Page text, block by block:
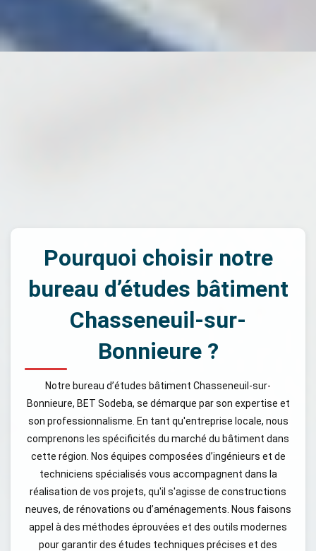
Pourquoi choisir notre
bureau d’études bâtiment
Chasseneuil-sur-
Bonnieure ?
Notre bureau d’études bâtiment Chasseneuil-sur-
Bonnieure, BET Sodeba, se démarque par son expertise et
son professionnalisme. En tant qu'entreprise locale, nous
comprenons les spécificités du marché du bâtiment dans
cette région. Nos équipes composées d’ingénieurs et de
techniciens spécialisés vous accompagnent dans la
réalisation de vos projets, qu'il s'agisse de constructions
neuves, de rénovations ou d’aménagements. Nous faisons
appel à des méthodes éprouvées et des outils modernes
pour garantir des études techniques précises et des